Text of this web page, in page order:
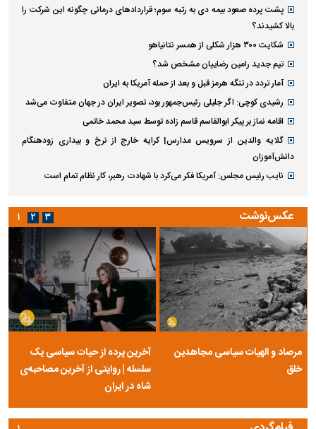
پشت پرده صعود بیمه دی به رتبه سوم؛ قراردادهای درمانی چگونه این شرکت را
بالا کشیدند؟
شکایت ۳۰۰ هزار شکلی از همسر نتانیاهو
تیم جدید رامین رضاییان مشخص شد؟
آمار تردد در تنگه هرمز قبل و بعد از حمله آمریکا به ایران
رشیدی کوچی: اگر جلیلی رئیس‌جمهور بود، تصویر ایران در جهان متفاوت می‌شد
اقامه نماز بر پیکر ابوالقاسم قاسم زاده توسط سید محمد خاتمی
گلایه والدین از سرویس مدارس| کرایه خارج از نرخ و بیداری زودهنگام
دانش‌آموزان
نایب رئیس مجلس: آمریکا فکر می‌کرد با شهادت رهبر، کار نظام تمام است
عکس‌نوشت
مرصاد و الهیات سیاسی مجاهدین
خلق
آخرین پرده از حیات سیاسی یک
سلسله | روایتی از آخرین مصاحبه‌ی
شاه در ایران
۱ ۲ ۳